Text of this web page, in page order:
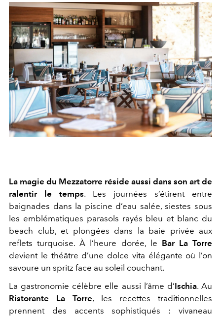
La magie du Mezzatorre réside aussi dans son art de
ralentir le temps. Les journées s’étirent entre
baignades dans la piscine d’eau salée, siestes sous
les emblématiques parasols rayés bleu et blanc du
beach club, et plongées dans la baie privée aux
reflets turquoise. À l’heure dorée, le Bar La Torre
devient le théâtre d’une dolce vita élégante où l’on
savoure un spritz face au soleil couchant.
La gastronomie célèbre elle aussi l’âme d’Ischia. Au
Ristorante La Torre, les recettes traditionnelles
prennent des accents sophistiqués : vivaneau